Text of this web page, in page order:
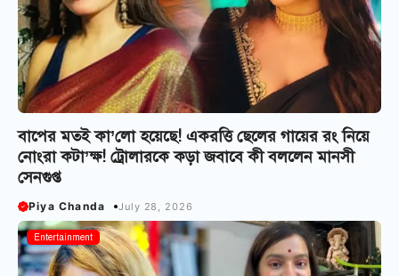
বাপের মতই কা’লো হয়েছে! একরত্তি ছেলের গায়ের রং নিয়ে
নোংরা কটা’ক্ষ! ট্রোলারকে কড়া জবাবে কী বললেন মানসী
সেনগুপ্ত
Piya Chanda July 28, 2026
Entertainment